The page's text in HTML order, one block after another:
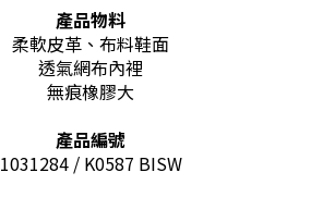
產品物料
柔軟皮革、布料鞋面
透氣網布內裡
無痕橡膠大
產品編號
1031284 / K0587 BISW